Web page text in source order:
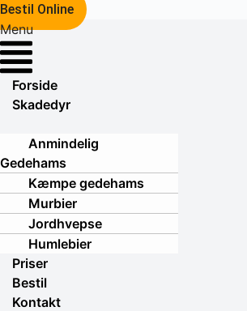
Bestil Online
Menu
Forside
Skadedyr
Anmindelig
Gedehams
Kæmpe gedehams
Murbier
Jordhvepse
Humlebier
Priser
Bestil
Kontakt